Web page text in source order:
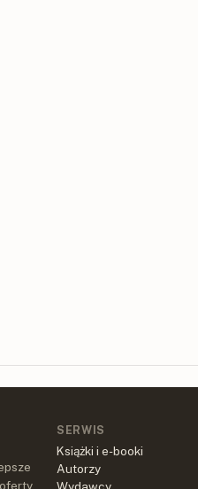
SERWIS
Książki i e-booki
Autorzy